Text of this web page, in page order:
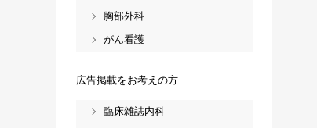
胸部外科
がん看護
広告掲載をお考えの方
臨床雑誌内科